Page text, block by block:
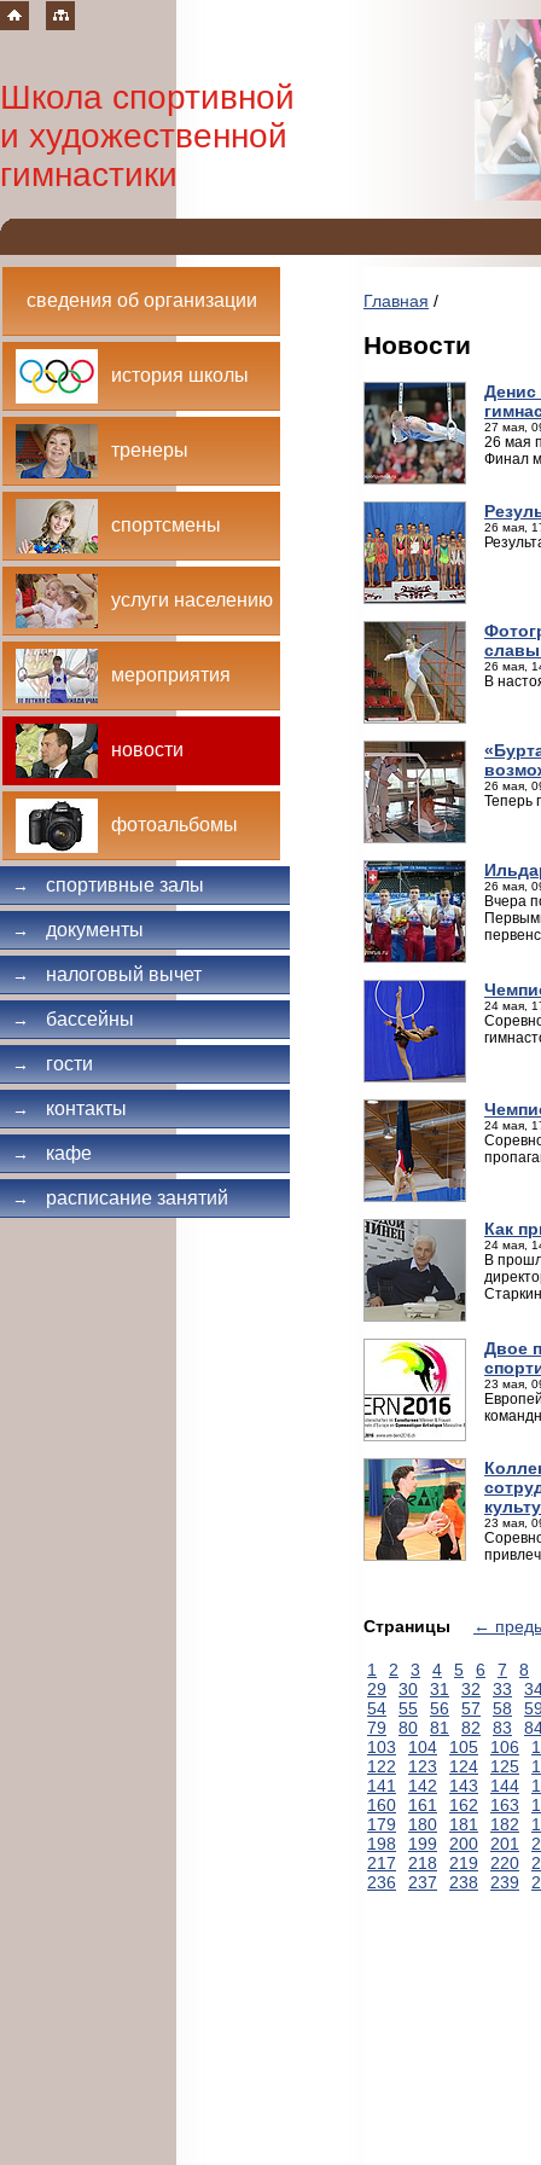
Школа спортивной
и художественной
гимнастики
сведения об организации
история школы
тренеры
спортсмены
услуги населению
мероприятия
новости
фотоальбомы
→ спортивные залы
→ документы
→ налоговый вычет
→ бассейны
→ гости
→ контакты
→ кафе
→ расписание занятий
Главная /
Новости
Денис
27 мая,
26 мая
Финал
26 мая,
славы
26 мая,
В
26 мая,
Теперь
26 мая,
Вчера
24 мая,
24 мая,
Как
24 мая,
В
Двое
23 мая,
23 мая,
Страницы ←
1 2 3 4 5 6 7
8
29
30 31 32 33
54
55 56 57 58
79
80 81 82 83
103
104 105 106
122
123 124 125
141
142 143 144
160
161 162 163
179
180 181 182
198
199 200 201
217
218 219 220
236
237 238 239